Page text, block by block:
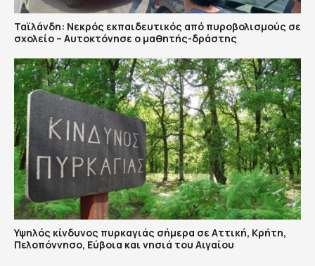
Ταϊλάνδη: Νεκρός εκπαιδευτικός από πυροβολισμούς σε
σχολείο – Αυτοκτόνησε ο μαθητής-δράστης
Υψηλός κίνδυνος πυρκαγιάς σήμερα σε Αττική, Κρήτη,
Πελοπόννησο, Εύβοια και νησιά του Αιγαίου